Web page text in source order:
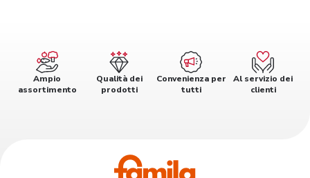
Ampio
assortimento
Qualità dei
prodotti
Convenienza per
tutti
Al servizio dei
clienti